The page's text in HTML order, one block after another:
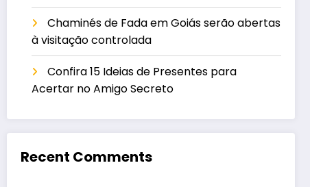
Chaminés de Fada em Goiás serão abertas
à visitação controlada
Confira 15 Ideias de Presentes para
Acertar no Amigo Secreto
Recent Comments